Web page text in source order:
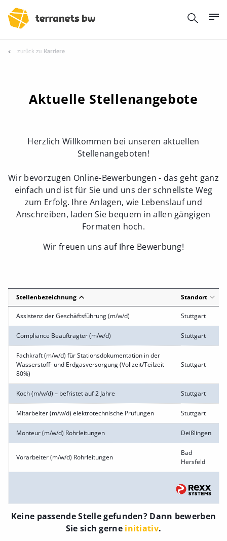
zurück zu Karriere
Aktuelle Stellenangebote
Herzlich Willkommen bei unseren aktuellen
Stellenangeboten!
Wir bevorzugen Online-Bewerbungen - das geht ganz
einfach und ist für Sie und uns der schnellste Weg
zum Erfolg. Ihre Anlagen, wie Lebenslauf und
Anschreiben, laden Sie bequem in allen gängigen
Formaten hoch.
Wir freuen uns auf Ihre Bewerbung!
Stellenbezeichnung Standort
Assistenz der Geschäftsführung (m/w/d) Stuttgart
Compliance Beauftragter (m/w/d) Stuttgart
Fachkraft (m/w/d) für Stationsdokumentation in der
Wasserstoff- und Erdgasversorgung (Vollzeit/Teilzeit
80%)
Stuttgart
Koch (m/w/d) – befristet auf 2 Jahre Stuttgart
Mitarbeiter (m/w/d) elektrotechnische Prüfungen Stuttgart
Monteur (m/w/d) Rohrleitungen Deißlingen
Vorarbeiter (m/w/d) Rohrleitungen
Bad
Hersfeld
Keine passende Stelle gefunden? Dann bewerben
Sie sich gerne initiativ.